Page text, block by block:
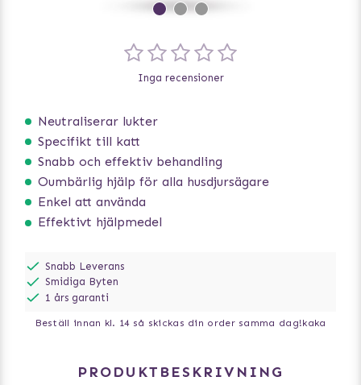
Neutraliserar lukter
Specifikt till katt
Snabb och effektiv behandling
Oumbärlig hjälp för alla husdjursägare
Enkel att använda
Effektivt hjälpmedel
Inga recensioner
Snabb Leverans
Smidiga Byten
1 års garanti
Beställ innan kl. 14 så skickas din order samma dag!kaka
PRODUKTBESKRIVNING